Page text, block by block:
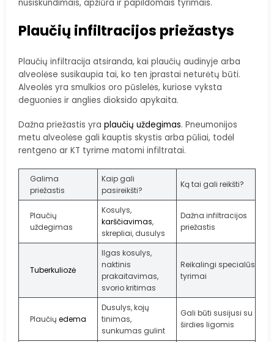
nusiskundimais, apžiūra ir papildomais tyrimais.
Plaučių infiltracijos priežastys
Plaučių infiltracija atsiranda, kai plaučių audinyje arba
alveolėse susikaupia tai, ko ten įprastai neturėtų būti.
Alveolės yra smulkios oro pūslelės, kuriose vyksta
deguonies ir anglies dioksido apykaita.
Dažna priežastis yra plaučių uždegimas. Pneumonijos
metu alveolėse gali kauptis skystis arba pūliai, todėl
rentgeno ar KT tyrime matomi infiltratai.
Galima
priežastis
Kaip gali
pasireikšti?
Ką tai gali reikšti?
Plaučių
uždegimas
Kosulys,
karščiavimas,
skrepliai, dusulys
Dažna infiltracijos
priežastis
Tuberkuliozė
Ilgas kosulys,
naktinis
prakaitavimas,
svorio kritimas
Reikalingi specialūs
tyrimai
Plaučių edema
Dusulys, kojų
tinimas,
sunkumas gulint
Gali būti susijusi su
širdies ligomis